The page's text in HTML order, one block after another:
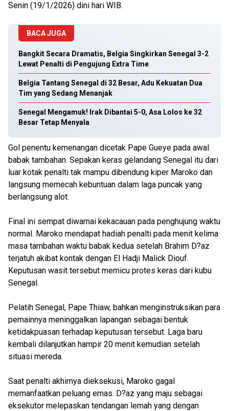
Senin (19/1/2026) dini hari WIB.
BACA JUGA
Bangkit Secara Dramatis, Belgia Singkirkan Senegal 3-2
Lewat Penalti di Pengujung Extra Time
Belgia Tantang Senegal di 32 Besar, Adu Kekuatan Dua
Tim yang Sedang Menanjak
Senegal Mengamuk! Irak Dibantai 5-0, Asa Lolos ke 32
Besar Tetap Menyala
Gol penentu kemenangan dicetak Pape Gueye pada awal
babak tambahan. Sepakan keras gelandang Senegal itu dari
luar kotak penalti tak mampu dibendung kiper Maroko dan
langsung memecah kebuntuan dalam laga puncak yang
berlangsung alot.
Final ini sempat diwarnai kekacauan pada penghujung waktu
normal. Maroko mendapat hadiah penalti pada menit kelima
masa tambahan waktu babak kedua setelah Brahim D?az
terjatuh akibat kontak dengan El Hadji Malick Diouf.
Keputusan wasit tersebut memicu protes keras dari kubu
Senegal.
Pelatih Senegal, Pape Thiaw, bahkan menginstruksikan para
pemainnya meninggalkan lapangan sebagai bentuk
ketidakpuasan terhadap keputusan tersebut. Laga baru
kembali dilanjutkan hampir 20 menit kemudian setelah
situasi mereda.
Saat penalti akhirnya dieksekusi, Maroko gagal
memanfaatkan peluang emas. D?az yang maju sebagai
eksekutor melepaskan tendangan lemah yang dengan